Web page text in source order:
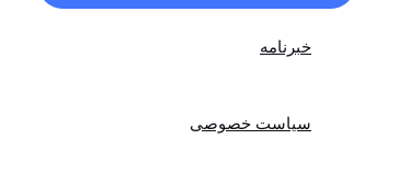
خبرنامه
سیاست خصوصی